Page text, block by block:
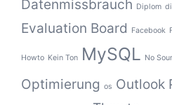
Datenmissbrauch Diplom
Evaluation Board Facebook
Howto Kein Ton MySQL No
Optimierung os Outlook